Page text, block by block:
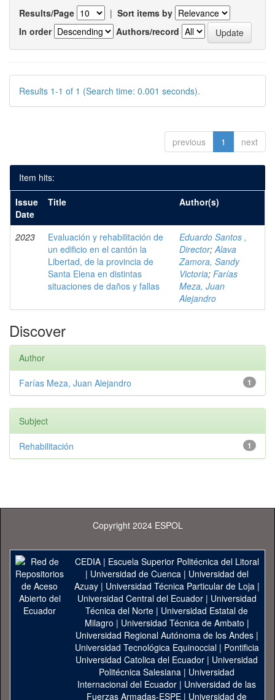
Results/Page | Sort items by
In order
Authors/record
Results 1-1 of 1 (Search time: 0.001 seconds).
previous 1 next
Item hits:
Issue
Date
Title Author(s)
2023
Evaluación y rehabilitación de
un edificio en el cantón la
Libertad, de la provincia de
Santa Elena en distintas
situaciones de daños y fallas
Eduardo Santos ,
Director;Alava
Zamora, Sandy
Victoria; Farías
Meza, Juan
Alejandro
Discover
Author
1
Farías Meza, Juan Alejandro
Subject
1
Rehabilitación
Copyright 2024 ESPOL
CEDIA| Escuela Superior Politécnica del Litoral
| Universidad de Cuenca| Universidad del
Azuay| Universidad Técnica Particular de Loja|
Universidad Central del Ecuador| Universidad
Técnica del Norte | Universidad Estatal de
Milagro | Universidad Técnica de Ambato |
Universidad Regional Autónoma de los Andes|
Universidad Tecnológica Equinoccial| Pontificia
Universidad Catolica del Ecuador | Universidad
Politécnica Salesiana | Universidad
Internacional del Ecuador | Universidad de las
Fuerzas Armadas-ESPE | Universidad de